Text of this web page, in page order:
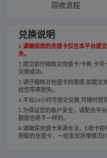
回收流程
兑换说明
1.请确保您的充值卡仅在本平台提
失。
2.提交前仔细核对充值卡/卡券,卡
兑换成功。
3.请仔细核对充值卡的面值,如提交
给您带来损失。
4.平台24小时可提交兑换,可随时提
5.为保证您的账户安全，请配合平
额度也是不一样的。
6.请确保充值卡来源合法，E收卡
获取的充值卡，一经发现异常情况E